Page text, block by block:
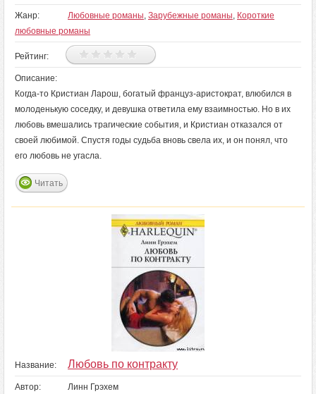
Жанр: Любовные романы, Зарубежные романы, Короткие
любовные романы
Рейтинг:
Описание:
Когда-то Кристиан Ларош, богатый француз-аристократ, влюбился в
молоденькую соседку, и девушка ответила ему взаимностью. Но в их
любовь вмешались трагические события, и Кристиан отказался от
своей любимой. Спустя годы судьба вновь свела их, и он понял, что
его любовь не угасла.
Читать
Название: Любовь по контракту
Автор: Линн Грэхем